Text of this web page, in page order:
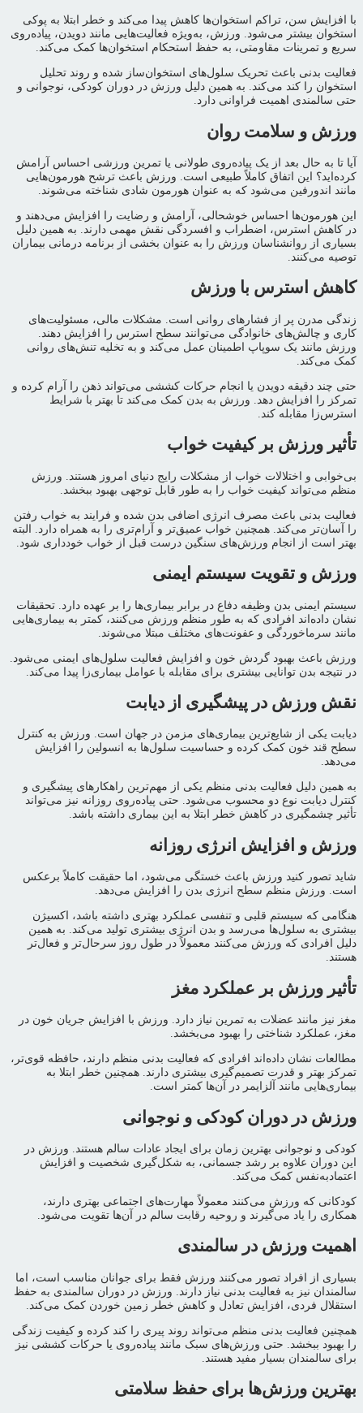
با افزایش سن، تراکم استخوان‌ها کاهش پیدا می‌کند و خطر ابتلا به پوکی
استخوان بیشتر می‌شود. ورزش، به‌ویژه فعالیت‌هایی مانند دویدن، پیاده‌روی
سریع و تمرینات مقاومتی، به حفظ استحکام استخوان‌ها کمک می‌کند.
فعالیت بدنی باعث تحریک سلول‌های استخوان‌ساز شده و روند تحلیل
استخوان را کند می‌کند. به همین دلیل ورزش در دوران کودکی، نوجوانی و
حتی سالمندی اهمیت فراوانی دارد.
ورزش و سلامت روان
آیا تا به حال بعد از یک پیاده‌روی طولانی یا تمرین ورزشی احساس آرامش
کرده‌اید؟ این اتفاق کاملاً طبیعی است. ورزش باعث ترشح هورمون‌هایی
مانند اندورفین می‌شود که به عنوان هورمون شادی شناخته می‌شوند.
این هورمون‌ها احساس خوشحالی، آرامش و رضایت را افزایش می‌دهند و
در کاهش استرس، اضطراب و افسردگی نقش مهمی دارند. به همین دلیل
بسیاری از روانشناسان ورزش را به عنوان بخشی از برنامه درمانی بیماران
توصیه می‌کنند.
کاهش استرس با ورزش
زندگی مدرن پر از فشارهای روانی است. مشکلات مالی، مسئولیت‌های
کاری و چالش‌های خانوادگی می‌توانند سطح استرس را افزایش دهند.
ورزش مانند یک سوپاپ اطمینان عمل می‌کند و به تخلیه تنش‌های روانی
کمک می‌کند.
حتی چند دقیقه دویدن یا انجام حرکات کششی می‌تواند ذهن را آرام کرده و
تمرکز را افزایش دهد. ورزش به بدن کمک می‌کند تا بهتر با شرایط
استرس‌زا مقابله کند.
تأثیر ورزش بر کیفیت خواب
بی‌خوابی و اختلالات خواب از مشکلات رایج دنیای امروز هستند. ورزش
منظم می‌تواند کیفیت خواب را به طور قابل توجهی بهبود ببخشد.
فعالیت بدنی باعث مصرف انرژی اضافی بدن شده و فرایند به خواب رفتن
را آسان‌تر می‌کند. همچنین خواب عمیق‌تر و آرام‌تری را به همراه دارد. البته
بهتر است از انجام ورزش‌های سنگین درست قبل از خواب خودداری شود.
ورزش و تقویت سیستم ایمنی
سیستم ایمنی بدن وظیفه دفاع در برابر بیماری‌ها را بر عهده دارد. تحقیقات
نشان داده‌اند افرادی که به طور منظم ورزش می‌کنند، کمتر به بیماری‌هایی
مانند سرماخوردگی و عفونت‌های مختلف مبتلا می‌شوند.
ورزش باعث بهبود گردش خون و افزایش فعالیت سلول‌های ایمنی می‌شود.
در نتیجه بدن توانایی بیشتری برای مقابله با عوامل بیماری‌زا پیدا می‌کند.
نقش ورزش در پیشگیری از دیابت
دیابت یکی از شایع‌ترین بیماری‌های مزمن در جهان است. ورزش به کنترل
سطح قند خون کمک کرده و حساسیت سلول‌ها به انسولین را افزایش
می‌دهد.
به همین دلیل فعالیت بدنی منظم یکی از مهم‌ترین راهکارهای پیشگیری و
کنترل دیابت نوع دو محسوب می‌شود. حتی پیاده‌روی روزانه نیز می‌تواند
تأثیر چشمگیری در کاهش خطر ابتلا به این بیماری داشته باشد.
ورزش و افزایش انرژی روزانه
شاید تصور کنید ورزش باعث خستگی می‌شود، اما حقیقت کاملاً برعکس
است. ورزش منظم سطح انرژی بدن را افزایش می‌دهد.
هنگامی که سیستم قلبی و تنفسی عملکرد بهتری داشته باشد، اکسیژن
بیشتری به سلول‌ها می‌رسد و بدن انرژی بیشتری تولید می‌کند. به همین
دلیل افرادی که ورزش می‌کنند معمولاً در طول روز سرحال‌تر و فعال‌تر
هستند.
تأثیر ورزش بر عملکرد مغز
مغز نیز مانند عضلات به تمرین نیاز دارد. ورزش با افزایش جریان خون در
مغز، عملکرد شناختی را بهبود می‌بخشد.
مطالعات نشان داده‌اند افرادی که فعالیت بدنی منظم دارند، حافظه قوی‌تر،
تمرکز بهتر و قدرت تصمیم‌گیری بیشتری دارند. همچنین خطر ابتلا به
بیماری‌هایی مانند آلزایمر در آن‌ها کمتر است.
ورزش در دوران کودکی و نوجوانی
کودکی و نوجوانی بهترین زمان برای ایجاد عادات سالم هستند. ورزش در
این دوران علاوه بر رشد جسمانی، به شکل‌گیری شخصیت و افزایش
اعتمادبه‌نفس کمک می‌کند.
کودکانی که ورزش می‌کنند معمولاً مهارت‌های اجتماعی بهتری دارند،
همکاری را یاد می‌گیرند و روحیه رقابت سالم در آن‌ها تقویت می‌شود.
اهمیت ورزش در سالمندی
بسیاری از افراد تصور می‌کنند ورزش فقط برای جوانان مناسب است، اما
سالمندان نیز به فعالیت بدنی نیاز دارند. ورزش در دوران سالمندی به حفظ
استقلال فردی، افزایش تعادل و کاهش خطر زمین خوردن کمک می‌کند.
همچنین فعالیت بدنی منظم می‌تواند روند پیری را کند کرده و کیفیت زندگی
را بهبود ببخشد. حتی ورزش‌های سبک مانند پیاده‌روی یا حرکات کششی نیز
برای سالمندان بسیار مفید هستند.
بهترین ورزش‌ها برای حفظ سلامتی